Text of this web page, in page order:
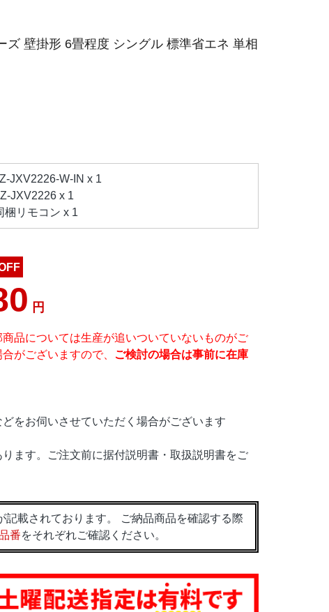
ズ 壁掛形 6畳程度 シングル 標準省エネ 単相
JXV2226-W-IN x 1
JXV2226 x 1
梱リモコン x 1
円
品については生産が追いついていないものがご
がございますので、 ご検討の場合は事前に在庫
をお伺いさせていただく場合がございます
ます。ご注文前に据付説明書・取扱説明書をご
記載されております。 ご納品商品を確認する際
番をそれぞれご確認ください。